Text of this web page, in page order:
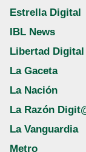
Estrella Digital
IBL News
Libertad Digital
La Gaceta
La Nación
La Razón
La Vanguardia
Metro